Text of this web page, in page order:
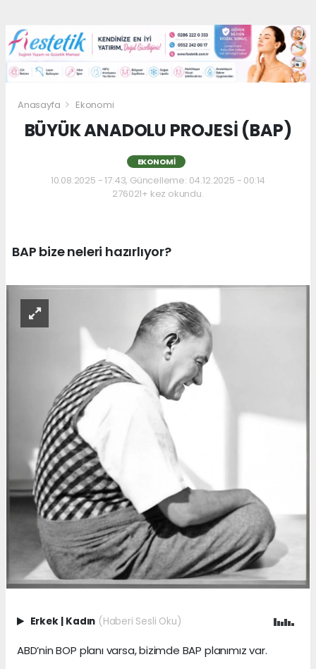
Anasayfa Ekonomi
BÜYÜK ANADOLU PROJESİ (BAP)
EKONOMI
10.08.2025 - 17:43, Güncelleme: 04.12.2025 - 00:14
276021+ kez okundu.
BAP bize neleri hazırlıyor?
Erkek | Kadın (Haberi Sesli Oku)
ABD’nin BOP planı varsa, bizimde BAP planımız var.